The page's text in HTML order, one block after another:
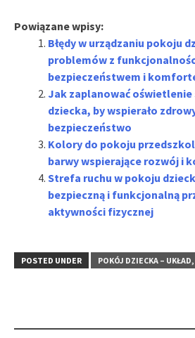
Powiązane wpisy:
Błędy w urządzaniu pokoju
problemów z
bezpieczeństwem i
Jak zaplanować
dziecka, by wspierało
bezpieczeństwo
Kolory do pokoju
barwy wspierające rozwój i
Strefa ruchu w pokoju
bezpieczną i funkcjonalną
aktywności fizycznej
POSTED UNDER POKÓJ DZIECKA –